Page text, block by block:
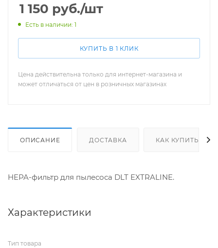
1 150 руб./шт
Есть в наличии: 1
КУПИТЬ В 1 КЛИК
Цена действительна только для интернет-магазина и
может отличаться от цен в розничных магазинах
ОПИСАНИЕ ДОСТАВКА КАК КУПИТЬ
HEPA-фильтр для пылесоса DLT EXTRALINE.
Характеристики
Тип товара